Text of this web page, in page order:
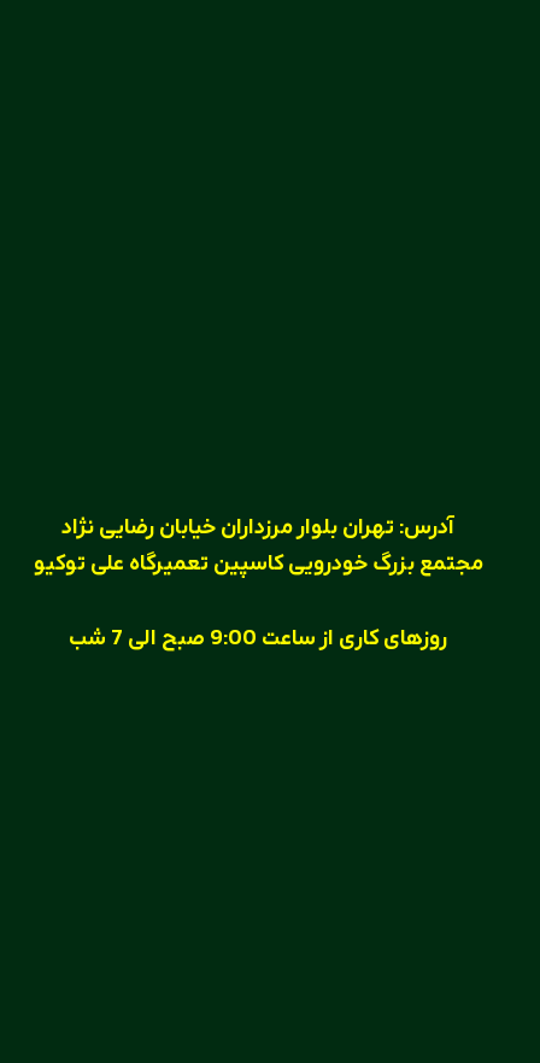
آدرس: تهران بلوار مرزداران خیابان رضایی نژاد
مجتمع بزرگ خودرویی کاسپین تعمیرگاه علی توکیو
روزهای کاری از ساعت 9:00 صبح الی 7 شب